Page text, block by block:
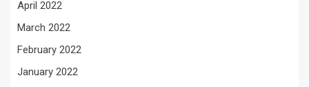
April 2022
March 2022
February 2022
January 2022